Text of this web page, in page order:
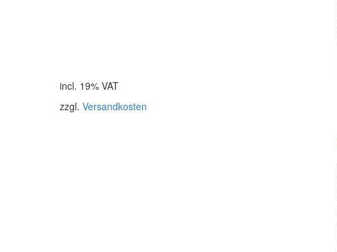
incl. 19% VAT
zzgl. Versandkosten